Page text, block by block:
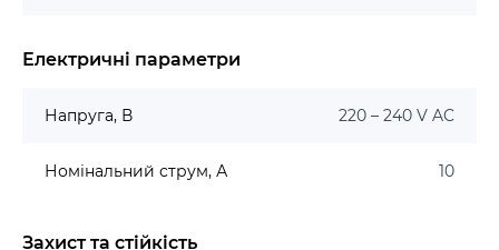
Електричні параметри
Напруга, В 220 – 240 V AC
Номінальний струм, А 10
Захист та стійкість